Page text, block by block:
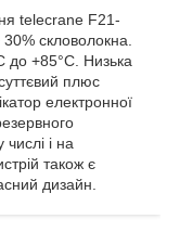
telecrane F21-
скловолокна.
до +85°C. Низька
плюс
електронної
і на
також є
дизайн.